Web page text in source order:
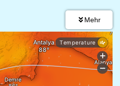
Mehr